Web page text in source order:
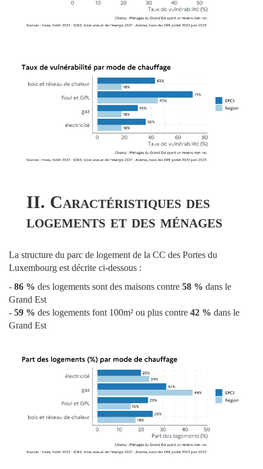
II. Caractéristiques des
logements et des ménages
La structure du parc de logement de la CC des Portes du
Luxembourg est décrite ci-dessous :
- 86 % des logements sont des maisons contre 58 % dans le
Grand Est
- 59 % des logements font 100m² ou plus contre 42 % dans le
Grand Est